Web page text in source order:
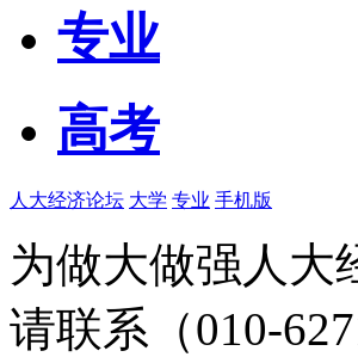
专业
高考
人大经济论坛 大学 专业 手机版
为做大做强人大
请联系（010-